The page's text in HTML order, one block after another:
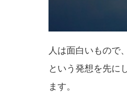
人は面白いもので
という発想を先に
ます。